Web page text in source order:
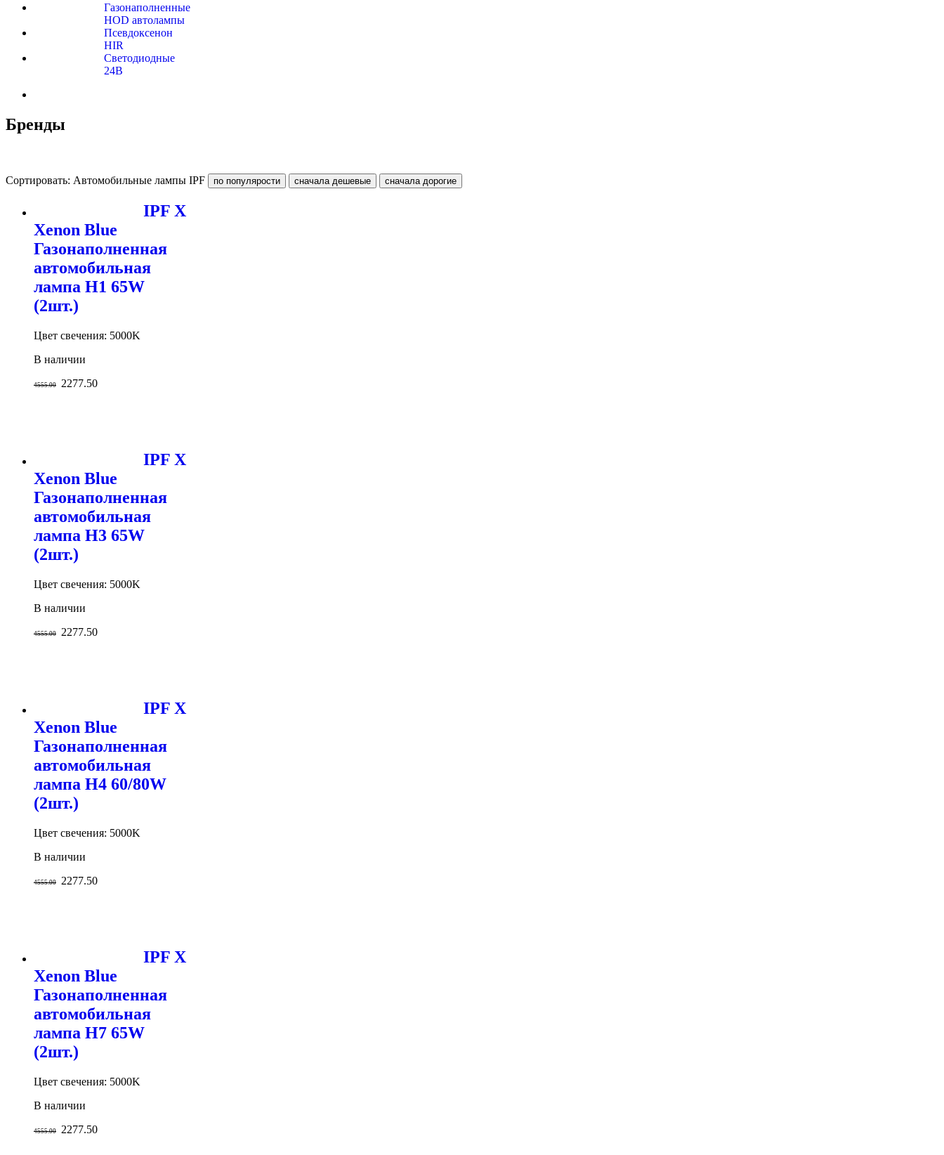
Газонаполненные
HOD автолампы
Псевдоксенон
HIR
Cветодиодные
24B
Бренды
Сортировать: Автомобильные лампы IPF
IPF X
Xenon Blue
Газонаполненная
автомобильная
лампа H1 65W
(2шт.)
Цвет свечения: 5000K
В наличии
4555.00 2277.50
IPF X
Xenon Blue
Газонаполненная
автомобильная
лампа H3 65W
(2шт.)
Цвет свечения: 5000K
В наличии
4555.00 2277.50
IPF X
Xenon Blue
Газонаполненная
автомобильная
лампа H4 60/80W
(2шт.)
Цвет свечения: 5000K
В наличии
4555.00 2277.50
IPF X
Xenon Blue
Газонаполненная
автомобильная
лампа H7 65W
(2шт.)
Цвет свечения: 5000K
В наличии
4555.00 2277.50